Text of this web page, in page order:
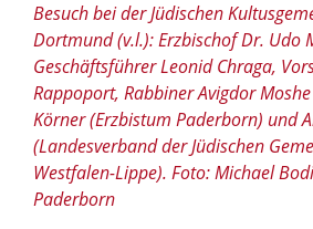
Besuch bei der Jüdischen
Dortmund (v.l.): Erzbischof Dr. Udo
Geschäftsführer Leonid Chraga,
Rappoport, Rabbiner Avigdor
Körner (Erzbistum Paderborn) und
(Landesverband der Jüdischen
Westfalen-Lippe). Foto: Michael
Paderborn